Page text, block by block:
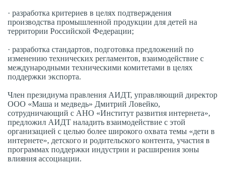
· разработка критериев в целях подтверждения
производства промышленной продукции для детей на
территории Российской Федерации;
· разработка стандартов, подготовка предложений по
изменению технических регламентов, взаимодействие с
международными техническими комитетами в целях
поддержки экспорта.
Член президиума правления АИДТ, управляющий директор
ООО «Маша и медведь» Дмитрий Ловейко,
сотрудничающий с АНО «Институт развития интернета»,
предложил АИДТ наладить взаимодействие с этой
организацией с целью более широкого охвата темы «дети в
интернете», детского и родительского контента, участия в
программах поддержки индустрии и расширения зоны
влияния ассоциации.